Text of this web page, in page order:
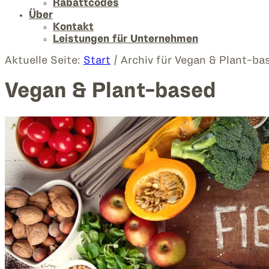
Rabattcodes
Über
Kontakt
Leistungen für Unternehmen
Aktuelle Seite: Start / Archiv für Vegan & Plant-
Vegan & Plant-based